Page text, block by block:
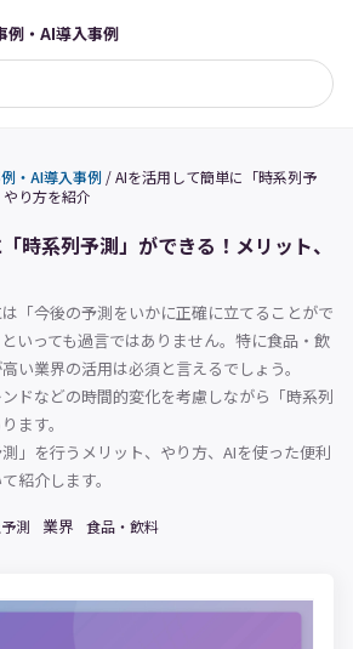
例・AI導入事例
・AI導入事例 /AIを活用して簡単に「時系列予
り方を紹介
時系列予測」ができる！メリット、
「今後の予測をいかに正確に立てることがで
いっても過言ではありません。特に食品・飲
い業界の活用は必須と言えるでしょう。
ドなどの時間的変化を考慮しながら「時系列
ます。
」を行うメリット、やり方、AIを使った便利
紹介します。
測 業界 食品・飲料